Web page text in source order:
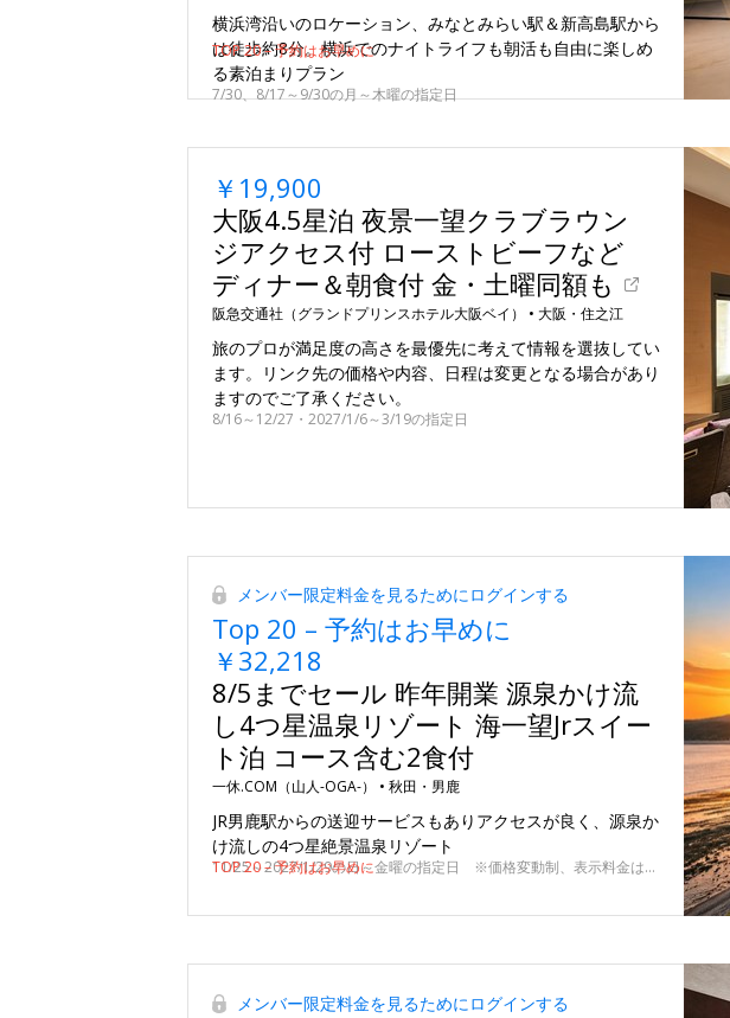
横浜湾沿いのロケーション、みなとみらい駅＆新高島駅から
は徒歩約8分。横浜でのナイトライフも朝活も自由に楽しめ
る素泊まりプラン
7/30、8/17～9/30の月～木曜の指定日
TOP 20 – 予約はお早めに
￥19,900
大阪4.5星泊 夜景一望クラブラウン
ジアクセス付 ローストビーフなど
ディナー＆朝食付 金・土曜同額も
阪急交通社（グランドプリンスホテル大阪ベイ） • 大阪・住之江
旅のプロが満足度の高さを最優先に考えて情報を選抜してい
ます。リンク先の価格や内容、日程は変更となる場合があり
ますのでご了承ください。
8/16～12/27・2027/1/6～3/19の指定日
メンバー限定料金を見るためにログインする
Top 20 – 予約はお早めに
￥32,218
8/5までセール 昨年開業 源泉かけ流
し4つ星温泉リゾート 海一望Jrスイー
ト泊 コース含む2食付
一休.COM（山人-OGA-） • 秋田・男鹿
JR男鹿駅からの送迎サービスもありアクセスが良く、源泉か
け流しの4つ星絶景温泉リゾート
11/25～2027/1/29の日～金曜の指定日 ※価格変動制、表示料金は7/29 9:00時点
TOP 20 – 予約はお早めに
メンバー限定料金を見るためにログインする